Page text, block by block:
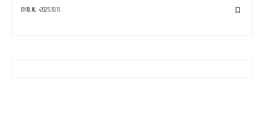
BYO.K. 2025.10.11.